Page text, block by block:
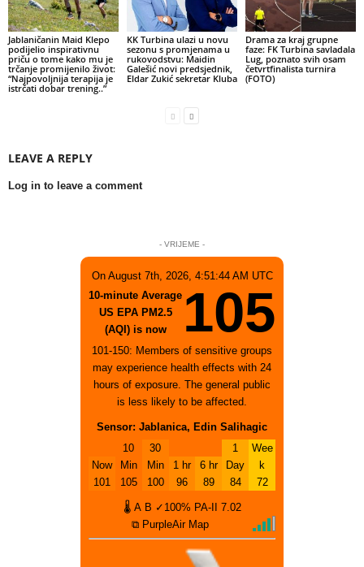
Jablaničanin Maid Klepo
podijelio inspirativnu
priču o tome kako mu je
trčanje promijenilo život:
“Najpovoljnija terapija je
istrčati dobar trening..”
KK Turbina ulazi u novu
sezonu s promjenama u
rukovodstvu: Maidin
Galešić novi predsjednik,
Eldar Zukić sekretar Kluba
Drama za kraj grupne
faze: FK Turbina savladala
Lug, poznato svih osam
četvrtfinalista turnira
(FOTO)
LEAVE A REPLY
Log in to leave a comment
- VRIJEME -
On August 7th, 2026, 4:51:44 AM UTC
10-minute Average
US EPA PM2.5
(AQI) is now
105
101-150: Members of sensitive groups
may experience health effects with 24
hours of exposure. The general public
is less likely to be affected.
Sensor: Jablanica, Edin Salihagic
Now
101
10
Min
105
30
Min
100
1 hr
96
6 hr
89
1
Day
84
Wee
k
72
🌡 A B ✓100% PA-II 7.02
⧉ PurpleAir Map